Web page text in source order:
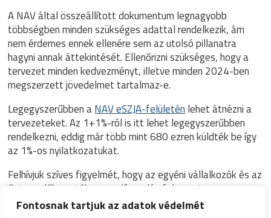
Fontosnak tartjuk az adatok védelmét
A NAV által összeállított dokumentum legnagyobb
többségben minden szükséges adattal rendelkezik, ám
nem érdemes ennek ellenére sem az utolsó pillanatra
hagyni annak áttekintését. Ellenőrizni szükséges, hogy a
tervezet minden kedvezményt, illetve minden 2024-ben
megszerzett jövedelmet tartalmaz-e.
Legegyszerűbben aNAV eSZJA-felületén lehet átnézni a
tervezeteket. Az 1+1%-ról is itt lehet legegyszerűbben
rendelkezni, eddig már több mint 680 ezren küldték be így
az 1%-os nyilatkozatukat.
Felhívjuk szíves figyelmét, hogy az egyéni vállalkozók és az
őstermelők esetében az elfogadás folyamata nem
automatikus, ezért számukra további teendők elvégzése